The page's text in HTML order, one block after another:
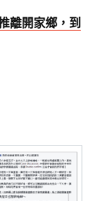
離開家鄉，到